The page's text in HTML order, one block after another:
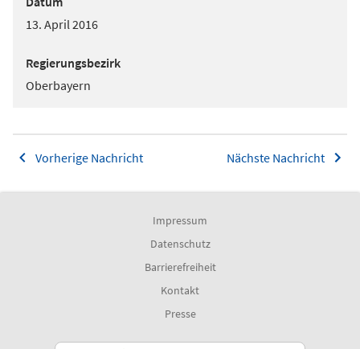
13. April 2016
Regierungsbezirk
Oberbayern
Vorherige Nachricht Nächste Nachricht
Impressum
Datenschutz
Barrierefreiheit
Kontakt
Presse